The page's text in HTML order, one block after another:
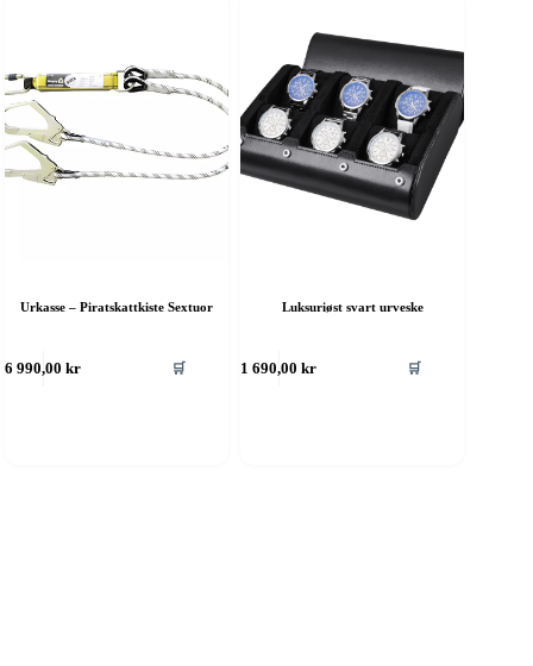
Urkasse – Piratskattkiste Sextuor
6 990,00kr 🛒
Luksuriøst svart urveske
1 690,00kr 🛒